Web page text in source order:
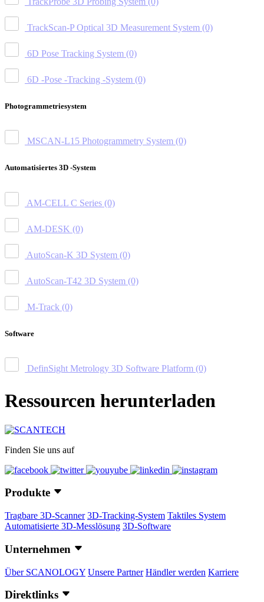
TrackScan-P Optical 3D Measurement System (0)
6D Pose Tracking System (0)
6D -Pose -Tracking -System (0)
Photogrammetriesystem
MSCAN-L15 Photogrammetry System (0)
Automatisiertes 3D -System
AM-CELL C Series (0)
AM-DESK (0)
AutoScan-K 3D System (0)
AutoScan-T42 3D System (0)
M-Track (0)
Software
DefinSight Metrology 3D Software Platform (0)
Ressourcen herunterladen
Finden Sie uns auf
Produkte
Tragbare 3D-Scanner 3D-Tracking-System Taktiles System
Automatisierte 3D-Messlösung 3D-Software
Unternehmen
Über SCANOLOGY Unsere Partner Händler werden Karriere
Direktlinks